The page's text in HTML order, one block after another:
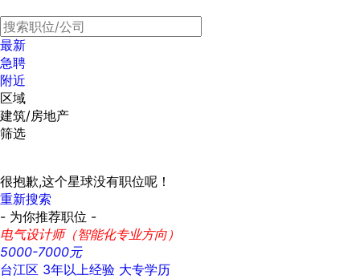
最新
急聘
附近
区域
建筑/房地产
筛选
很抱歉,这个星球没有职位呢！
重新搜索
- 为你推荐职位 -
电气设计师（智能化专业方向）
5000-7000元
台江区 3年以上经验 大专学历